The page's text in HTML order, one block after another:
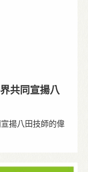
共同宣揚八
揚八田技師的偉